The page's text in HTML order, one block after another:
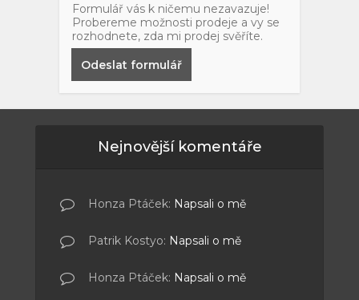
Formulář vás k ničemu nezavazuje!
Probereme možnosti prodeje a vy se
rozhodnete, zda mi prodej svěříte.
Odeslat formulář
Nejnovější komentáře
Honza Ptáček: Napsali o mě
Patrik Kostyo: Napsali o mě
Honza Ptáček: Napsali o mě